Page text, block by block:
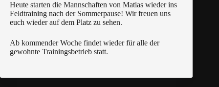
Heute starten die Mannschaften von Matias wieder ins
Feldtraining nach der Sommerpause! Wir freuen uns
euch wieder auf dem Platz zu sehen.
Ab kommender Woche findet wieder für alle der
gewohnte Trainingsbetrieb statt.